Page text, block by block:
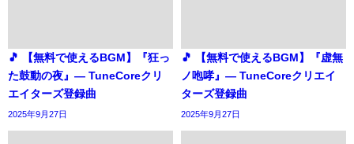
🎵 【無料で使えるBGM】『狂っ
た鼓動の夜』― TuneCoreクリ
エイターズ登録曲
2025年9月27日
🎵 【無料で使えるBGM】『虚無
ノ咆哮』― TuneCoreクリエイ
ターズ登録曲
2025年9月27日